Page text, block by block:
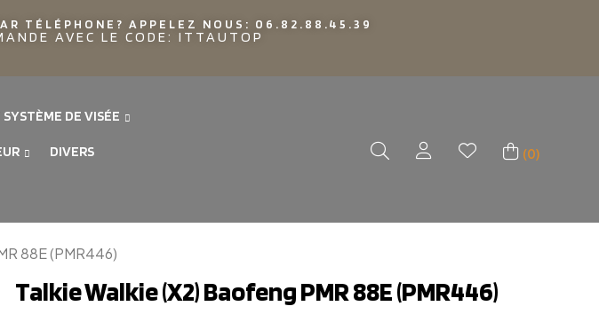
TÉLÉPHONE? APPELEZ NOUS: 06.82.88.45.39
AVEC LE CODE: ITTAUTOP
DE VISÉE
DIVERS (0)
88E (PMR446)
Talkie Walkie (X2) Baofeng PMR 88E (PMR446)